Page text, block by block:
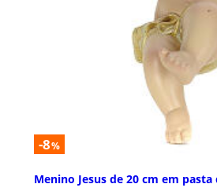
-8%
Menino Jesus de 20 cm em